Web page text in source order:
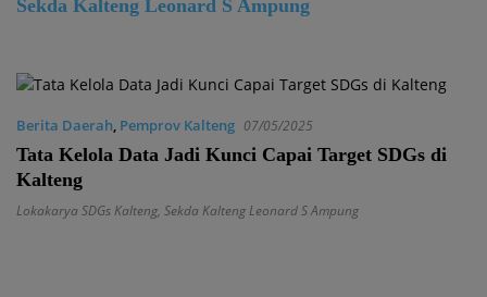
Sekda Kalteng Leonard S Ampung
Berita Daerah, Pemprov Kalteng 07/05/2025
Tata Kelola Data Jadi Kunci Capai Target SDGs di
Kalteng
Lokakarya SDGs Kalteng, Sekda Kalteng Leonard S Ampung